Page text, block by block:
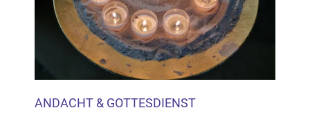
ANDACHT & GOTTESDIENST